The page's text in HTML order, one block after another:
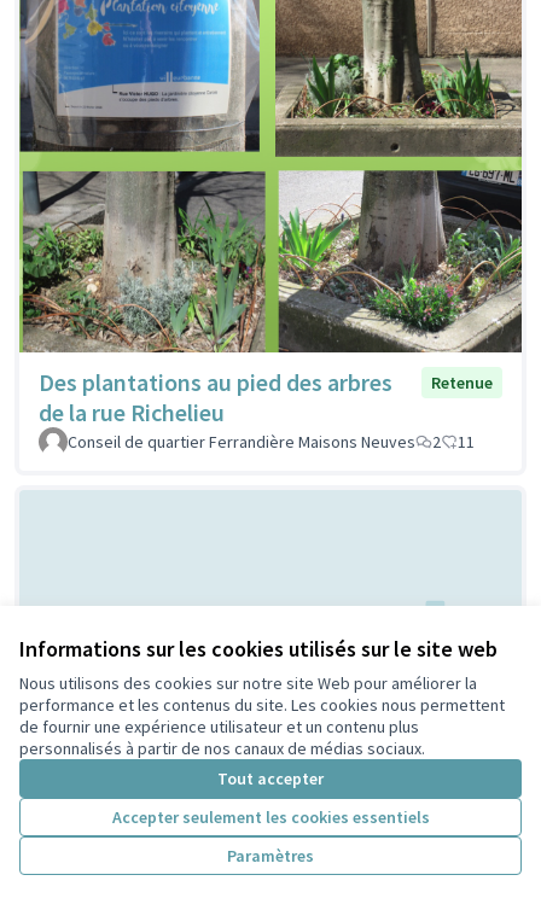
Informations sur les cookies utilisés sur le site web
Nous utilisons des cookies sur notre site Web pour améliorer la
performance et les contenus du site. Les cookies nous permettent
de fournir une expérience utilisateur et un contenu plus
personnalisés à partir de nos canaux de médias sociaux.
Tout accepter
Accepter seulement les cookies essentiels
Paramètres
Des plantations au pied des arbres
de la rue Richelieu
Retenue
Conseil de quartier Ferrandière Maisons Neuves 2 11
Terrain de Basket City - Quartier
Charpennes Tonkin
Retenue
MONTIEL 2 10